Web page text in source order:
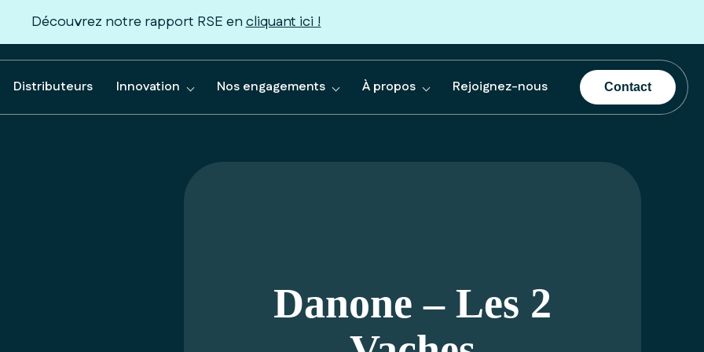
Découvrez notre rapport RSE encliquant ici !
Distributeurs Innovation Nos engagements À propos Rejoignez-nous Contact
Danone – Les 2